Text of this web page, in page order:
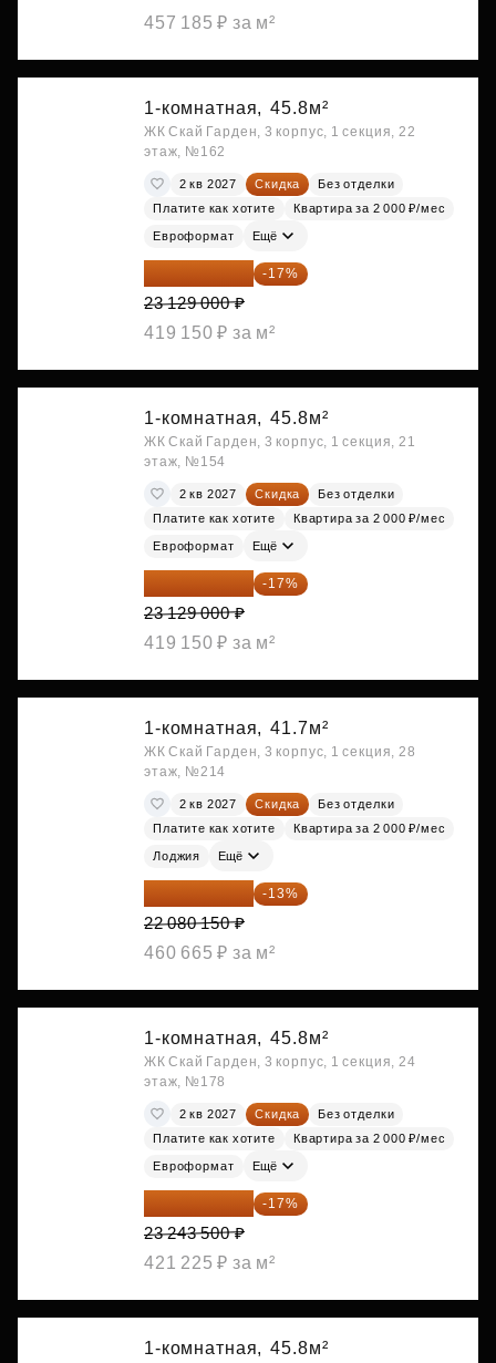
457 185 ₽ за м²
1-комнатная, 45.8м²
ЖК Скай Гарден, 3 корпус, 1 секция, 22
этаж, №162
2 кв 2027 Скидка
Без отделки
Платите как хотите
Квартира за 2 000 ₽/мес
Евроформат Ещё
19 197 070 ₽ -17%
23 129 000 ₽
419 150 ₽ за м²
1-комнатная, 45.8м²
ЖК Скай Гарден, 3 корпус, 1 секция, 21
этаж, №154
2 кв 2027 Скидка
Без отделки
Платите как хотите
Квартира за 2 000 ₽/мес
Евроформат Ещё
19 197 070 ₽ -17%
23 129 000 ₽
419 150 ₽ за м²
1-комнатная, 41.7м²
ЖК Скай Гарден, 3 корпус, 1 секция, 28
этаж, №214
2 кв 2027 Скидка
Без отделки
Платите как хотите
Квартира за 2 000 ₽/мес
Лоджия Ещё
19 209 731 ₽ -13%
22 080 150 ₽
460 665 ₽ за м²
1-комнатная, 45.8м²
ЖК Скай Гарден, 3 корпус, 1 секция, 24
этаж, №178
2 кв 2027 Скидка
Без отделки
Платите как хотите
Квартира за 2 000 ₽/мес
Евроформат Ещё
19 292 105 ₽ -17%
23 243 500 ₽
421 225 ₽ за м²
1-комнатная, 45.8м²